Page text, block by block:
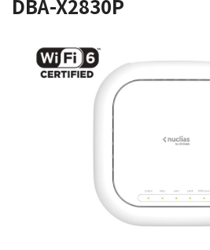
DBA-X2830P